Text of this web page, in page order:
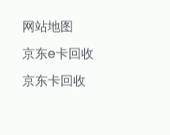
网站地图
京东e卡回收
京东卡回收